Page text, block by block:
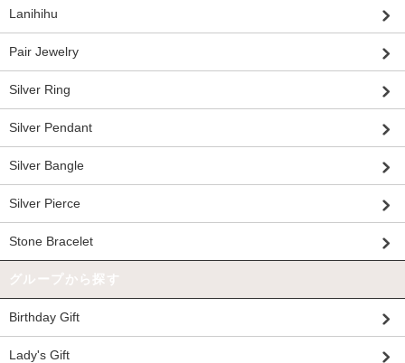
Lanihihu
Pair Jewelry
Silver Ring
Silver Pendant
Silver Bangle
Silver Pierce
Stone Bracelet
グループから探す
Birthday Gift
Lady's Gift